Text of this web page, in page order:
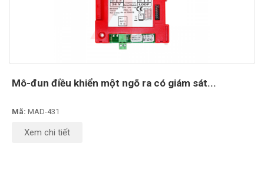
Mô-đun điều khiển một ngõ ra có giám sát...
Mã: MAD-431
Xem chi tiết